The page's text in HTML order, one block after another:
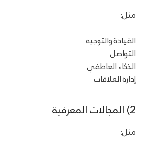
مثل:
القيادة والتوجيه
التواصل
الذكاء العاطفي
إدارة العلاقات
2) المجالات المعرفية
مثل: